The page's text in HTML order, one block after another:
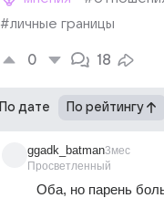
#личные границы
0 18
По дате По рейтингу
ggadk_batman
Просветленный
3мес
Оба, но парень